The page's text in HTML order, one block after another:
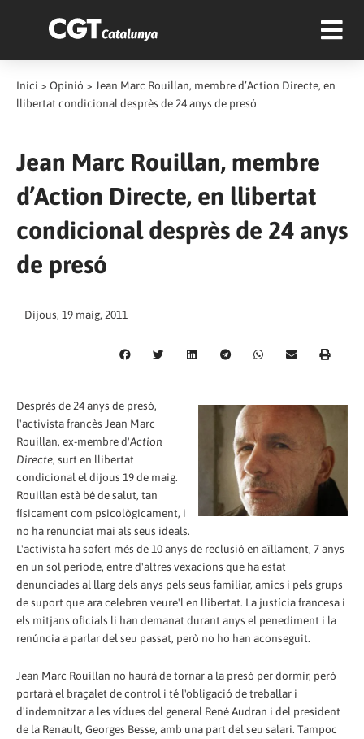
Inici > Opinió > Jean Marc Rouillan, membre d’Action Directe, en
llibertat condicional desprès de 24 anys de presó
Jean Marc Rouillan, membre
d’Action Directe, en llibertat
condicional desprès de 24 anys
de presó
Dijous, 19 maig, 2011
Desprès de 24 anys de presó,
l'activista francès Jean Marc
Rouillan, ex-membre d'Action
Directe, surt en llibertat
condicional el dijous 19 de maig.
Rouillan està bé de salut, tan
físicament com psicològicament, i
no ha renunciat mai als seus ideals.
L'activista ha sofert més de 10 anys de reclusió en aïllament, 7 anys
en un sol període, entre d'altres vexacions que ha estat
denunciades al llarg dels anys pels seus familiar, amics i pels grups
de suport que ara celebren veure'l en llibertat. La justícia francesa i
els mitjans oficials li han demanat durant anys el penediment i la
renúncia a parlar del seu passat, però no ho han aconseguit.
Jean Marc Rouillan no haurà de tornar a la presó per dormir, però
portarà el braçalet de control i té l'obligació de treballar i
d'indemnitzar a les vídues del general René Audran i del president
de la Renault, Georges Besse, amb una part del seu salari. Tampoc